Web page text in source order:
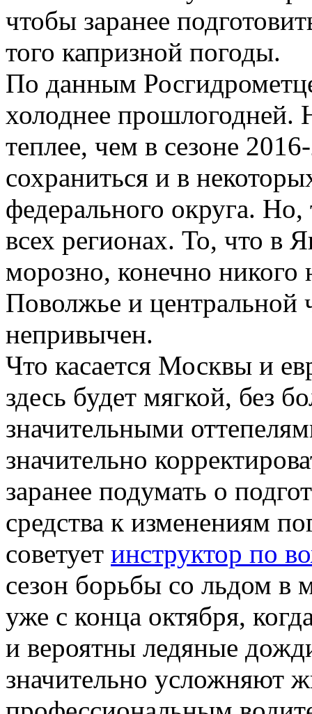
чтобы заранее
того капризной погоды.
По данным
холоднее прошлогодней.
теплее, чем в сезоне
сохраниться и в
федерального округа. Но,
всех регионах. То, что в
морозно, конечно никого
Поволжье и центральной
непривычен.
Что касается Москвы и
здесь будет мягкой, без
значительными
значительно
заранее подумать о
средства к изменениям
советует инструктор по
сезон борьбы со льдом в
уже с конца октября,
и вероятны ледяные
значительно усложняют